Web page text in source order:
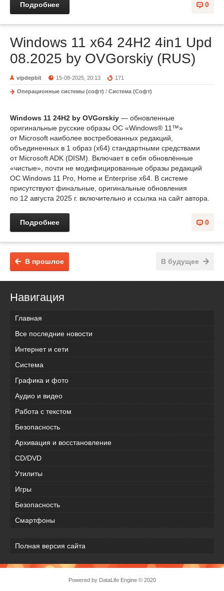
0
Подробнее
Windows 11 x64 24H2 4in1 Upd
08.2025 by OVGorskiy (RUS)
vipdepbit 15-08-2025, 20:13 171
Операционные системы (софт) / Система (Софт)
Windows 11 24H2 by OVGorskiy — обновленные
оригинальные русские образы ОС «Windows® 11™»
от Microsoft наиболее востребованных редакций,
объединенных в 1 образ (x64) стандартными средствами
от Microsoft ADK (DISM). Включает в себя обновлённые
«чистые», почти не модифицированные образы редакций
ОС Windows 11 Pro, Home и Enterprise x64. В системе
присутствуют финальные, оригинальные обновления
по 12 августа 2025 г. включительно и ссылка на сайт автора.
0
Подробнее
В будущее
В прошлое
Навигация
Главная
Все последние новости
Интернет и сети
Система
Графика и фото
Аудио и видео
Работа с текстом
Безопасность
Архивация и восстановление
CD/DVD
Утилиты
Игры
Безопасность
Смартфоны
Полная версия сайта
Powered by DataLife Engine © 2020